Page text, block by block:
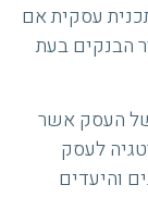
עסקית אם
הבנקים בעת
העסק אשר
לעסק
והיעדים